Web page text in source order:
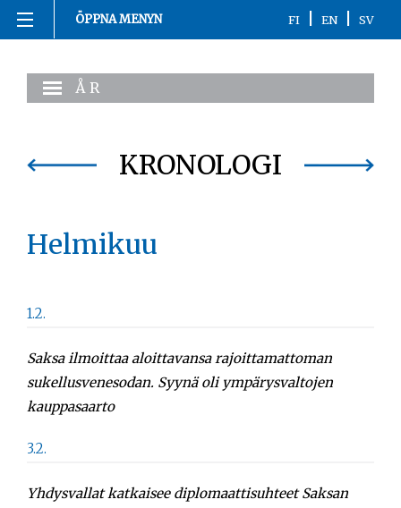
innehåll
ÖPPNA MENYN FI EN| SV
1863-1916
Personer
ÅR
KRONOLOGI
Helmikuu
1.2.
Saksa ilmoittaa aloittavansa rajoittamattoman
sukellusvenesodan. Syynä oli ympärysvaltojen
kauppasaarto
3.2.
Yhdysvallat katkaisee diplomaattisuhteet Saksan